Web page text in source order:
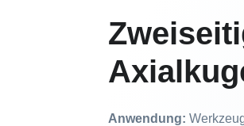
Anwendung: